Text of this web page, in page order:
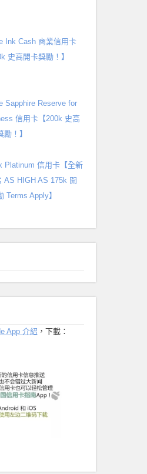
Ink Cash 商業信用卡
史高開卡獎勵！】
Sapphire Reserve for
信用卡【200k 史高
勵！】
Platinum 信用卡【全新
AS HIGH AS 175k 開
Terms Apply】
App 介紹 ，下載：